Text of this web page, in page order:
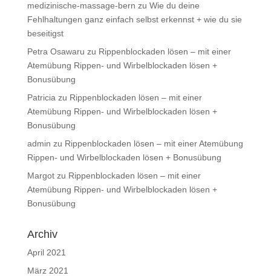
medizinische-massage-bern zu Wie du deine
Fehlhaltungen ganz einfach selbst erkennst + wie du sie
beseitigst
Petra Osawaru zu Rippenblockaden lösen – mit einer
Atemübung Rippen- und Wirbelblockaden lösen +
Bonusübung
Patriciazu Rippenblockaden lösen – mit einer
Atemübung Rippen- und Wirbelblockaden lösen +
Bonusübung
admin zu Rippenblockaden lösen – mit einer Atemübung
Rippen- und Wirbelblockaden lösen + Bonusübung
Margotzu Rippenblockaden lösen – mit einer
Atemübung Rippen- und Wirbelblockaden lösen +
Bonusübung
Archiv
April 2021
März 2021